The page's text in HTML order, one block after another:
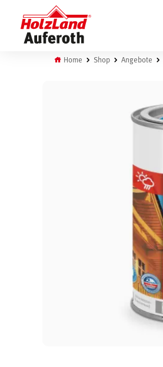
Home Shop Angebote